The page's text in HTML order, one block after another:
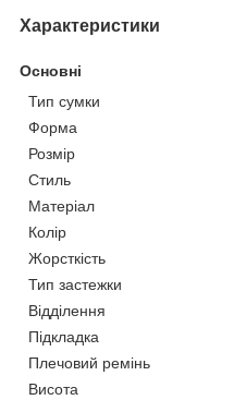
Характеристики
Основні
Тип сумки
Форма
Розмір
Стиль
Матеріал
Колір
Жорсткість
Тип застежки
Відділення
Підкладка
Плечовий ремінь
Висота